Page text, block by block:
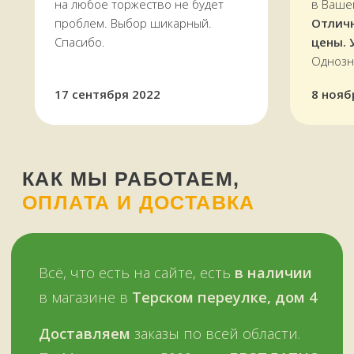
в
цены.
на любое торжество не будет
проблем. Выбор шикарный.
Спасибо.
17 сентября 2022 8
и картой, в том числе кредитной,
через терминал
Звоните, пишите:
+7 (909) 563-11-00
WhatsApp
ВКонтакте
Мы работаем
НАШ МАГАЗИНЗДЕСЬ
Мурманск, переулок Терский, дом 4